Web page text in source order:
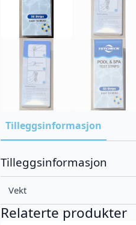
Tilleggsinformasjon
Tilleggsinformasjon
Vekt
Relaterte produkter